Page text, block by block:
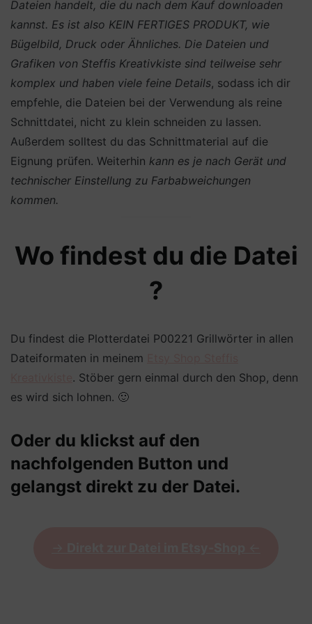
Dateien handelt, die du nach dem Kauf downloaden
kannst. Es ist also KEIN FERTIGES PRODUKT, wie
Bügelbild, Druck oder Ähnliches. Die Dateien und
Grafiken von Steffis Kreativkiste sind teilweise sehr
komplex und haben viele feine Details, sodass ich dir
empfehle, die Dateien bei der Verwendung als reine
Schnittdatei, nicht zu klein schneiden zu lassen.
Außerdem solltest du das Schnittmaterial auf die
Eignung prüfen. Weiterhin kann es je nach Gerät und
technischer Einstellung zu Farbabweichungen
kommen.
Wo findest du die Datei
?
Du findest die Plotterdatei P00221 Grillwörter in allen
Dateiformaten in meinem
. Stöber gern einmal durch den Shop, denn
es wird sich lohnen. 🙂
Oder du klickst auf den
nachfolgenden Button und
gelangst direkt zu der Datei.